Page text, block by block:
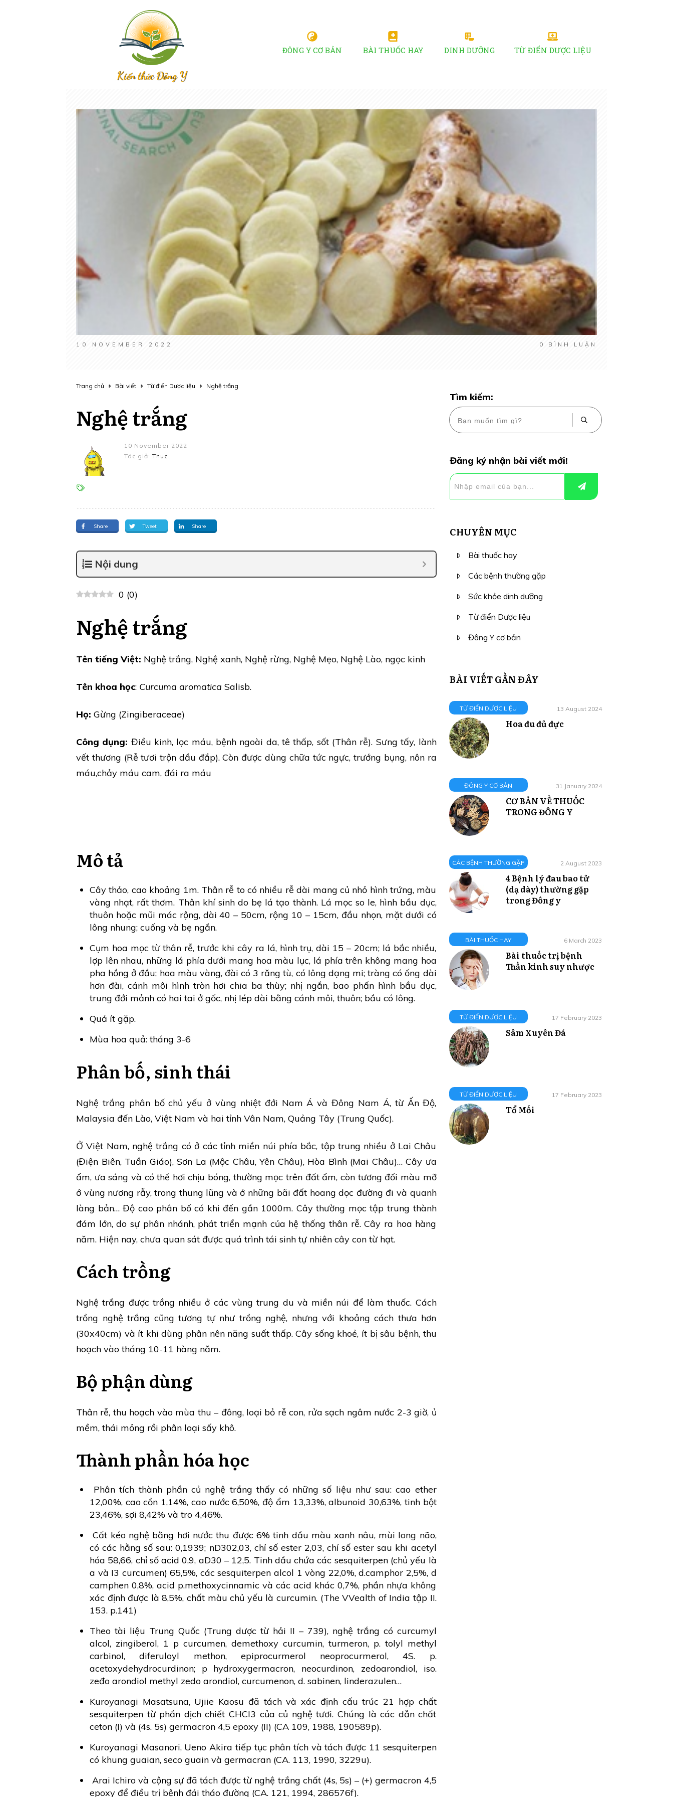
Kiến thức Đông Y
ĐÔNG Y CƠ BẢN BÀI THUỐC HAY DINH DƯỠNG TỪ ĐIỂN DƯỢC LIỆU
10 NOVEMBER 2022 0 BÌNH LUẬN
Trang chủ Bài viết Từ điển Dược liệu Nghệ trắng
Nghệ trắng
10 November 2022
Tác giả: Thuc
Share Tweet Share
Nội dung
0 (0)
Nghệ trắng
Tên tiếng Việt: Nghệ trắng, Nghệ xanh, Nghệ rừng, Nghệ Mẹo, Nghệ Lào, ngọc kinh
Tên khoa học: Curcuma aromatica Salisb.
Họ: Gừng (Zingiberaceae)
Công dụng: Điều kinh, lọc máu, bệnh ngoài da, tê thấp, sốt (Thân rễ). Sưng tấy, lành
vết thương (Rễ tươi trộn dầu đắp). Còn được dùng chữa tức ngực, trướng bụng, nôn ra
máu,chảy máu cam, đái ra máu
Mô tả
Cây thảo, cao khoảng 1m. Thân rễ to có nhiều rễ dài mang củ nhỏ hình trứng, màu
vàng nhạt, rất thơm. Thân khí sinh do bẹ lá tạo thành. Lá mọc so le, hình bầu dục,
thuôn hoặc mũi mác rộng, dài 40 – 50cm, rộng 10 – 15cm, đầu nhọn, mặt dưới có
lông nhung; cuống và bẹ ngắn.
Cụm hoa mọc từ thân rễ, trước khi cây ra lá, hình trụ, dài 15 – 20cm; lá bắc nhiều,
lợp lên nhau, những lá phía dưới mang hoa màu lục, lá phía trên không mang hoa
pha hồng ở đầu; hoa màu vàng, đài có 3 răng tù, có lông dạng mi; tràng có ống dài
hơn đài, cánh môi hình tròn hơi chia ba thùy; nhị ngắn, bao phấn hình bầu dục,
trung đới mảnh có hai tai ở gốc, nhị lép dài bằng cánh môi, thuôn; bầu có lông.
Quả ít gặp.
Mùa hoa quả: tháng 3-6
Phân bố, sinh thái
Nghệ trắng phân bố chủ yếu ở vùng nhiệt đới Nam Á và Đông Nam Á, từ Ấn Độ,
Malaysia đến Lào, Việt Nam và hai tỉnh Vân Nam, Quảng Tây (Trung Quốc).
Ở Việt Nam, nghệ trắng có ở các tỉnh miền núi phía bắc, tập trung nhiều ở Lai Châu
(Điện Biên, Tuần Giáo), Sơn La (Mộc Châu, Yên Châu), Hòa Bình (Mai Châu)… Cây ưa
ẩm, ưa sáng và có thể hơi chịu bóng, thường mọc trên đất ẩm, còn tương đối màu mỡ
ở vùng nương rẫy, trong thung lũng và ở những bãi đất hoang dọc đường đi và quanh
làng bản… Độ cao phân bố có khi đến gần 1000m. Cây thường mọc tập trung thành
đám lớn, do sự phân nhánh, phát triển mạnh của hệ thống thân rễ. Cây ra hoa hàng
năm. Hiện nay, chưa quan sát được quá trình tái sinh tự nhiên cây con từ hạt.
Cách trồng
Nghệ trắng được trồng nhiều ở các vùng trung du và miền núi để làm thuốc. Cách
trồng nghệ trắng cũng tương tự như trồng nghệ, nhưng với khoảng cách thưa hơn
(30x40cm) và ít khi dùng phân nên năng suất thấp. Cây sống khoẻ, ít bị sâu bệnh, thu
hoạch vào tháng 10-11 hàng năm.
Bộ phận dùng
Thân rễ, thu hoạch vào mùa thu – đông, loại bỏ rễ con, rửa sạch ngâm nước 2-3 giờ, ủ
mềm, thái mỏng rồi phân loại sấy khô.
Thành phần hóa học
Phân tích thành phần củ nghệ trắng thấy có những số liệu như sau: cao ether
12,00%, cao cồn 1,14%, cao nước 6,50%, độ ẩm 13,33%, albunoid 30,63%, tinh bột
23,46%, sợi 8,42% và tro 4,46%.
Cất kéo nghệ bằng hơi nước thu được 6% tinh dầu màu xanh nâu, mùi long não,
có các hằng số sau: 0,1939; nD302,03, chỉ số ester 2,03, chỉ số ester sau khi acetyl
hóa 58,66, chỉ số acid 0,9, aD30 – 12,5. Tinh dầu chứa các sesquiterpen (chủ yếu là
a và I3 curcumen) 65,5%, các sesquiterpen alcol 1 vòng 22,0%, d.camphor 2,5%, d
camphen 0,8%, acid p.methoxycinnamic và các acid khác 0,7%, phần nhựa không
xác định được là 8,5%, chất màu chủ yếu là curcumin. (The VVealth of India tập II.
153. p.141)
Theo tài liệu Trung Quốc (Trung dược từ hải II – 739), nghệ trắng có curcumyl
alcol, zingiberol, 1 p curcumen, demethoxy curcumin, turmeron, p. tolyl methyl
carbinol, diferuloyl methon, epiprocurmerol neoprocurmerol, 4S. p.
acetoxydehydrocurdinon; p hydroxygermacron, neocurdinon, zedoarondiol, iso.
zeđo arondiol methyl zedo arondiol, curcumenon, d. sabinen, linderazulen…
Kuroyanagi Masatsuna, Ujiie Kaosu đã tách và xác định cấu trúc 21 hợp chất
sesquiterpen từ phần dịch chiết CHCl3 của củ nghệ tươi. Chúng là các dẫn chất
ceton (I) và (4s. 5s) germacron 4,5 epoxy (II) (CA 109, 1988, 190589p).
Kuroyanagi Masanori, Ueno Akira tiếp tục phân tích và tách được 11 sesquiterpen
có khung guaian, seco guain và germacran (CA. 113, 1990, 3229u).
Arai Ichiro và cộng sự đã tách được từ nghệ trắng chất (4s, 5s) – (+) germacron 4,5
epoxy để điều trị bệnh đái tháo đường (CA. 121, 1994, 286576f).
Tìm kiếm:
Đăng ký nhận bài viết mới!
CHUYÊN MỤC
Bài thuốc hay
Các bệnh thường gặp
Sức khỏe dinh dưỡng
Từ điển Dược liệu
Đông Y cơ bản
BÀI VIẾT GẦN ĐÂY
TỪ ĐIỂN DƯỢC LIỆU 13 August 2024
Hoa đu đủ đực
ĐÔNG Y CƠ BẢN 31 January 2024
CƠ BẢN VỀ THUỐC
TRONG ĐÔNG Y
CÁC BỆNH THƯỜNG GẶP 2 August 2023
4 Bệnh lý đau bao tử
(dạ dày) thường gặp
trong Đông y
BÀI THUỐC HAY 6 March 2023
Bài thuốc trị bệnh
Thần kinh suy nhược
TỪ ĐIỂN DƯỢC LIỆU 17 February 2023
Sâm Xuyên Đá
TỪ ĐIỂN DƯỢC LIỆU 17 February 2023
Tổ Mối